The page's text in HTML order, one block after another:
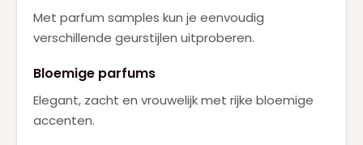
Met parfum samples kun je eenvoudig
verschillende geurstijlen uitproberen.
Bloemige parfums
Elegant, zacht en vrouwelijk met rijke bloemige
accenten.